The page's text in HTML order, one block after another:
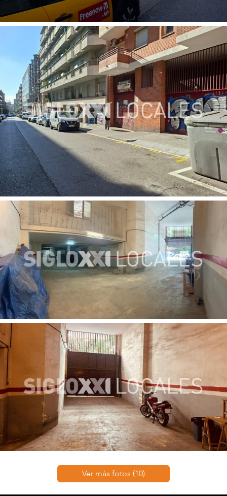
Ver más fotos (10)